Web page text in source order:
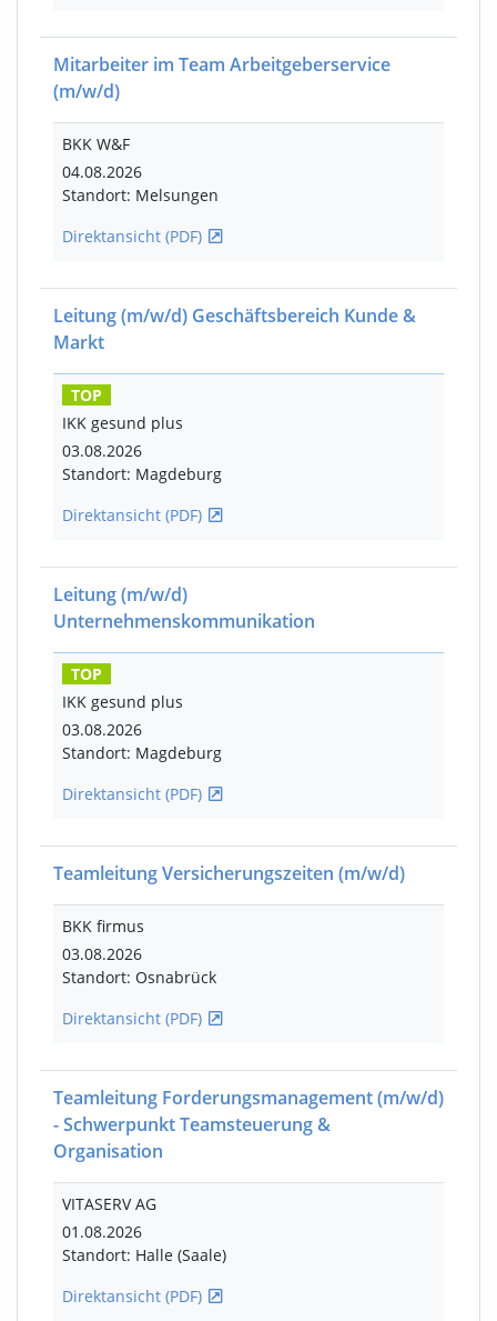
Mitarbeiter im Team Arbeitgeberservice
(m/w/d)
BKK W&F
04.08.2026
Standort: Melsungen
Direktansicht (PDF)
Leitung(m/w/d) Geschäftsbereich Kunde &
Markt
TOP
IKK gesund plus
03.08.2026
Standort: Magdeburg
Direktansicht (PDF)
Leitung(m/w/d)
Unternehmenskommunikation
TOP
IKK gesund plus
03.08.2026
Standort: Magdeburg
Direktansicht (PDF)
Teamleitung Versicherungszeiten (m/w/d)
BKK firmus
03.08.2026
Standort: Osnabrück
Direktansicht (PDF)
Teamleitung Forderungsmanagement(m/w/d)
- Schwerpunkt Teamsteuerung &
Organisation
VITASERV AG
01.08.2026
Standort: Halle (Saale)
Direktansicht (PDF)